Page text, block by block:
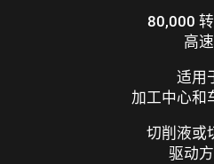
80,000
高速
适用
加工中心和
切削液或
驱动